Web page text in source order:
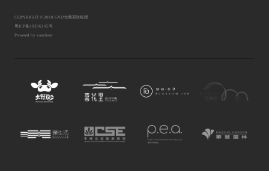
COPYRIGHT © 2018 GVL怡境国际集团
粤ICP备10206105号
Powered by vancheer